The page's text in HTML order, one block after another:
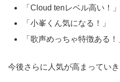
「Cloud tenレベル高い！」
「小峯くん気になる！」
「歌声めっちゃ特徴ある！
今後さらに人気が高まっていき